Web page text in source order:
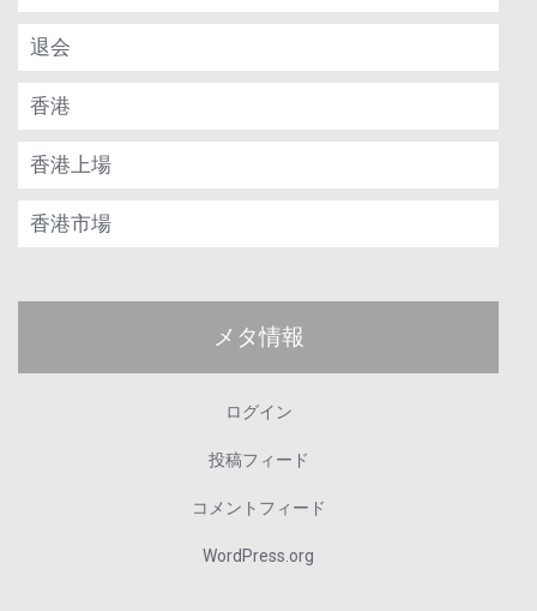
退会
香港
香港上場
香港市場
メタ情報
ログイン
投稿フィード
コメントフィード
WordPress.org